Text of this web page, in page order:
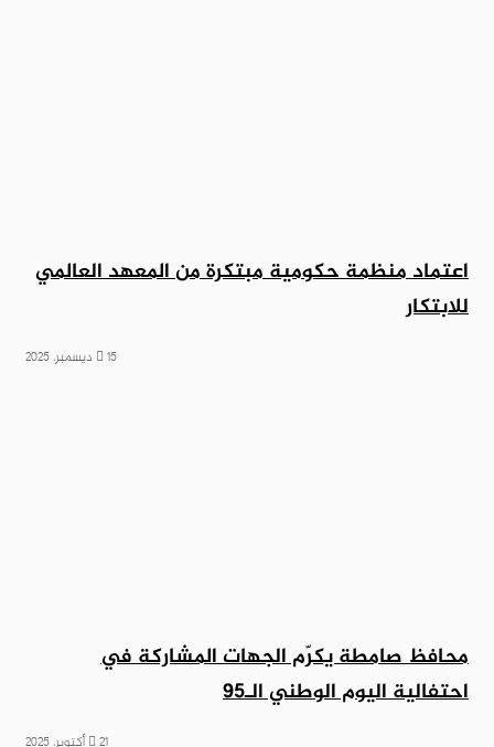
اعتماد منظمة حكومية مبتكرة من المعهد العالمي
للابتكار
15 ديسمبر، 2025
محافظ صامطة يكرّم الجهات المشاركة في
احتفالية اليوم الوطني الـ95